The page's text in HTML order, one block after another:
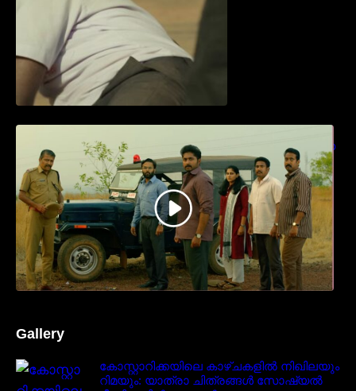
എത്തുന്ന “പാർട്നെർസ്” പ്രേക്ഷക ശ്രദ്ധ
നേടിയ ടീസർ കാണാം..
Gallery
കോസ്റ്റാറിക്കയിലെ കാഴ്ചകളിൽ നിഖിലയും
റിമയും: യാത്രാ ചിത്രങ്ങൾ സോഷ്യൽ